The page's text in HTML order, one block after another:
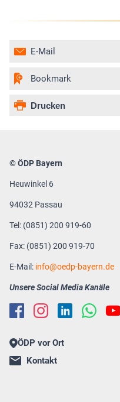
E-Mail
Bookmark
Drucken
© ÖDP Bayern
Heuwinkel 6
94032 Passau
Tel: (0851) 200 919-60
Fax: (0851) 200 919-70
E-Mail: info oedp-bayern.de
Unsere Social Media Kanäle
ÖDP vor Ort
Kontakt